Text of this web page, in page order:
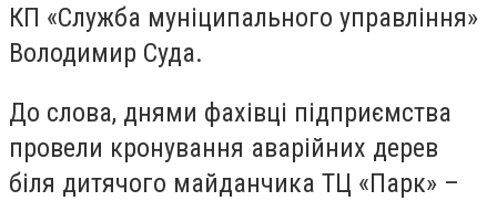
КП «Служба муніципального управління»
Володимир Суда.
До слова, днями фахівці підприємства
провели кронування аварійних дерев
біля дитячого майданчика ТЦ «Парк» –